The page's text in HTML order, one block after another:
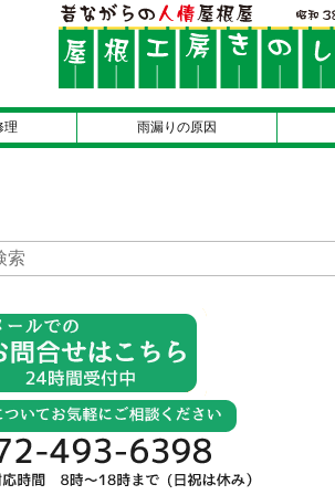
理 雨漏りの原因